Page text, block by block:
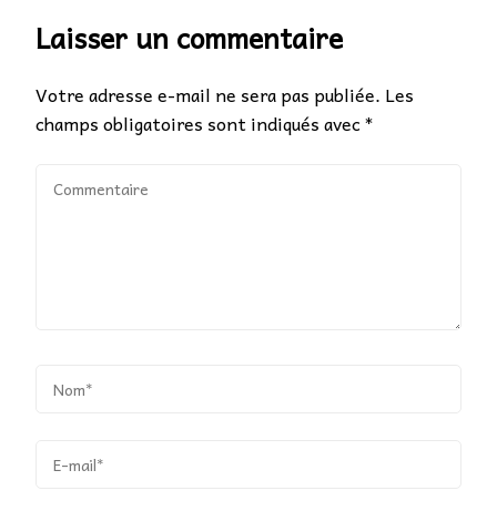
Laisser un commentaire
Votre adresse e-mail ne sera pas publiée. Les
champs obligatoires sont indiqués avec*